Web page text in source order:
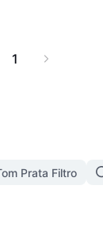
1
Prata Filtro